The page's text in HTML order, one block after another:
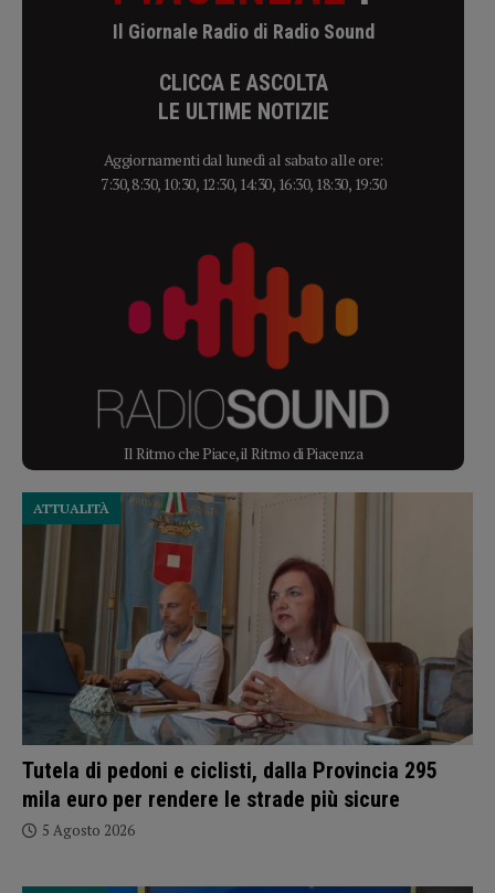
Il Giornale Radio di Radio Sound
CLICCA E ASCOLTA
LE ULTIME NOTIZIE
Aggiornamenti dal lunedì al sabato alle ore:
7:30, 8:30, 10:30, 12:30, 14:30, 16:30, 18:30, 19:30
Il Ritmo che Piace, il Ritmo di Piacenza
Tutela di pedoni e ciclisti, dalla Provincia 295
mila euro per rendere le strade più sicure
ATTUALITÀ
5 Agosto 2026